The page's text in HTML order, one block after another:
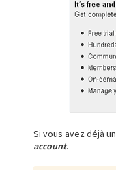
Si vous avez déjà
account.